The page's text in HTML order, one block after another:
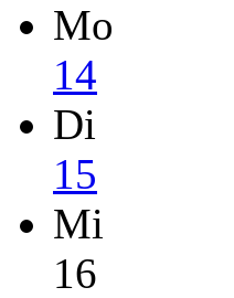
Mo
14
Di
15
Mi
16